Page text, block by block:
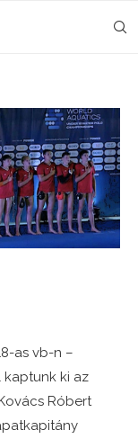
as vb-n –
kaptunk ki az
Róbert